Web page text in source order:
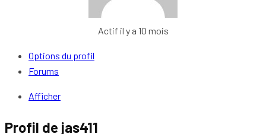
Actif il y a 10 mois
Options du profil
Forums
Afficher
Profil de jas411